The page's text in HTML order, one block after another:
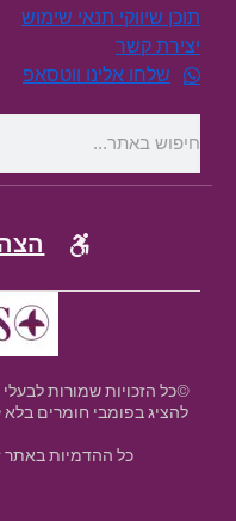
תוכן שיווקי תנאי שימוש
יצירת קשר
שלחו אלינו ווטסאפ
©כל הזכויות שמורות
להציג בפומבי חומרים
כל ההדמיות באתר